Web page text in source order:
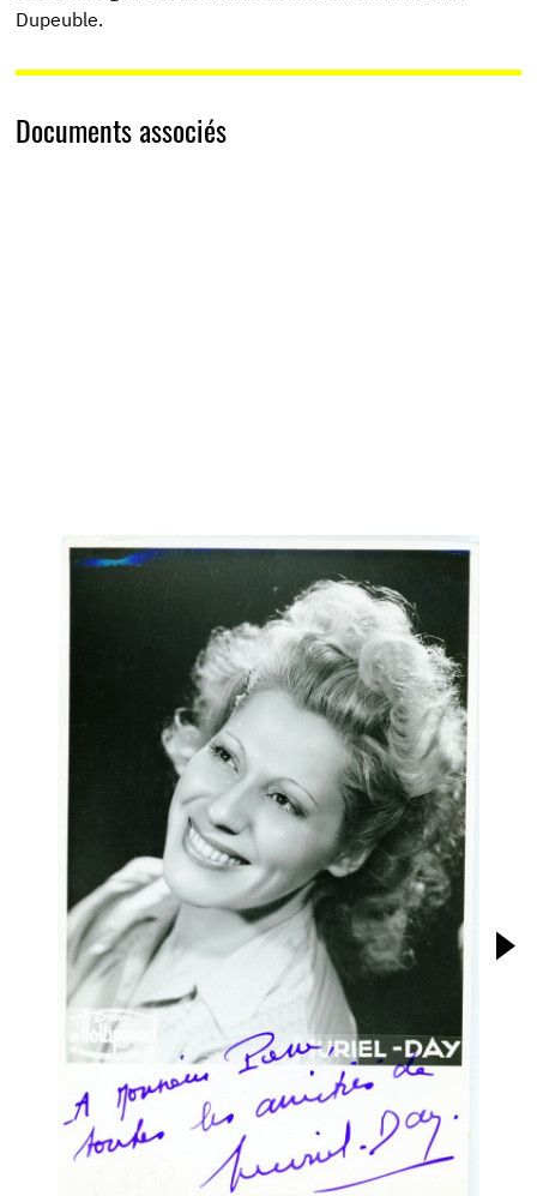
Dupeuble.
Documents associés